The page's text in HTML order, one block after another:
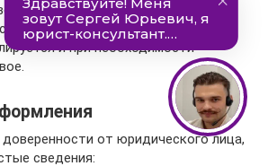
даты выдачи, документ
По истечении срока,
и при необходимости
от юридического лица,
сведения: